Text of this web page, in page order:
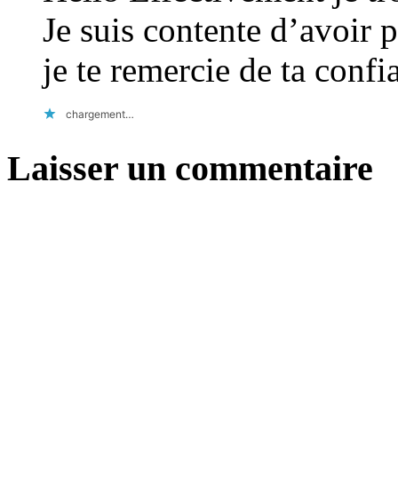
Je suis contente d’avoir
je te remercie de ta
chargement…
Laisser un commentaire